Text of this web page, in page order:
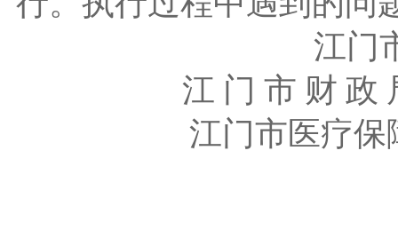
江门
江 门 市 财 政
江门市医疗保